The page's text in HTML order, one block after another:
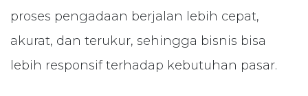
proses pengadaan berjalan lebih cepat,
akurat, dan terukur, sehingga bisnis bisa
lebih responsif terhadap kebutuhan pasar.